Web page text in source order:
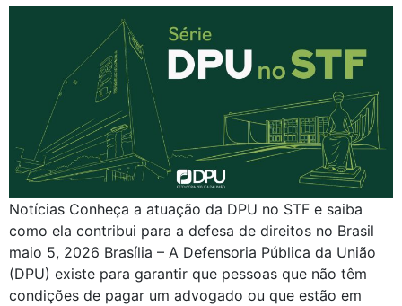
Notícias Conheça a atuação da DPU no STF e saiba
como ela contribui para a defesa de direitos no Brasil
maio 5, 2026 Brasília – A Defensoria Pública da União
(DPU) existe para garantir que pessoas que não têm
condições de pagar um advogado ou que estão em